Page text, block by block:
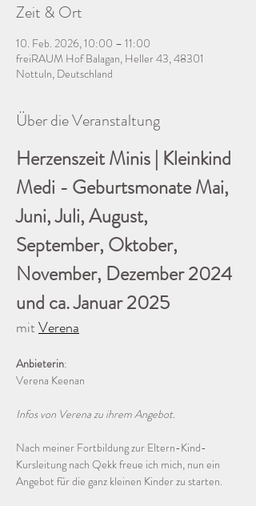
Zeit & Ort
10. Feb. 2026, 10:00 – 11:00
freiRAUM Hof Balagan, Heller 43, 48301
Nottuln, Deutschland
Über die Veranstaltung
Herzenszeit Minis | Kleinkind
Medi - Geburtsmonate Mai,
Juni, Juli, August,
September, Oktober,
November, Dezember 2024
und ca. Januar 2025
mit Verena
Anbieterin:
Verena Keenan
Infos von Verena zu ihrem Angebot.
Nach meiner Fortbildung zur Eltern-Kind-
Kursleitung nach Qekk freue ich mich, nun ein
Angebot für die ganz kleinen Kinder zu starten.